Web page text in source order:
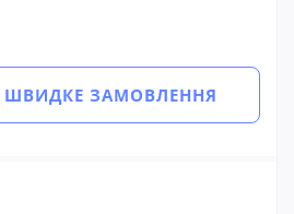
ШВИДКЕ ЗАМОВЛЕННЯ